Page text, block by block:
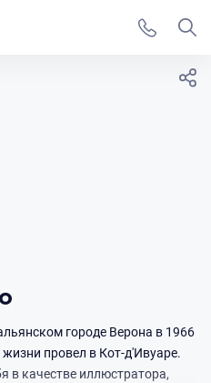
городе Верона в 1966
жизни провел в Кот-д'Ивуаре.
в качестве иллюстратора,